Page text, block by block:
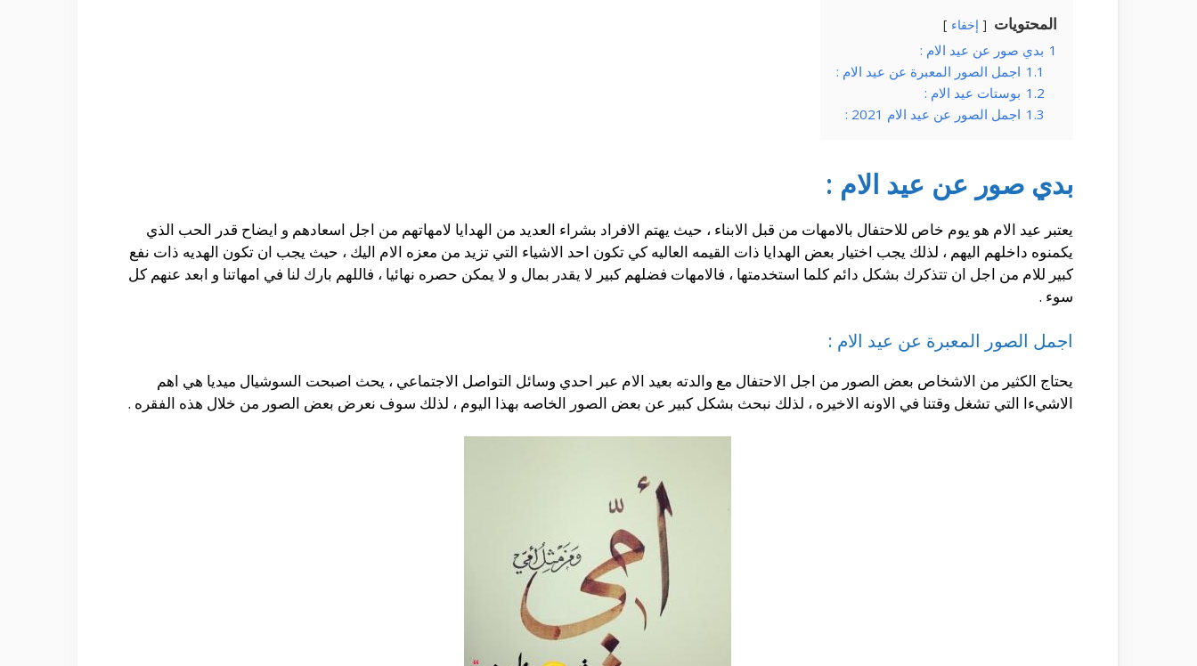
المحتويات إخفاء
1 بدي صور عن عيد الام :
1.1 اجمل الصور المعبرة عن عيد الام :
1.2 بوستات عيد الام :
1.3 اجمل الصور عن عيد الام 2021 :
بدي صور عن عيد الام :
يعتبر عيد الام هو يوم خاص للاحتفال بالامهات من قبل الابناء ، حيث يهتم الافراد بشراء العديد من الهدايا لامهاتهم من اجل اسعادهم و ايضاح قدر الحب الذي
يكمنوه داخلهم اليهم ، لذلك يجب اختيار بعض الهدايا ذات القيمه العاليه كي تكون احد الاشياء التي تزيد من معزه الام اليك ، حيث يجب ان تكون الهديه ذات نفع
كبير للام من اجل ان تتذكرك بشكل دائم كلما استخدمتها ، فالامهات فضلهم كبير لا يقدر بمال و لا يمكن حصره نهائيا ، فاللهم بارك لنا في امهاتنا و ابعد عنهم كل
سوء .
اجمل الصور المعبرة عن عيد الام :
يحتاج الكثير من الاشخاص بعض الصور من اجل الاحتفال مع والدته بعيد الام عبر احدي وسائل التواصل الاجتماعي ، يحث اصبحت السوشيال ميديا هي اهم
الاشيءا التي تشغل وقتنا في الاونه الاخيره ، لذلك نبحث بشكل كبير عن بعض الصور الخاصه بهذا اليوم ، لذلك سوف نعرض بعض الصور من خلال هذه الفقره .